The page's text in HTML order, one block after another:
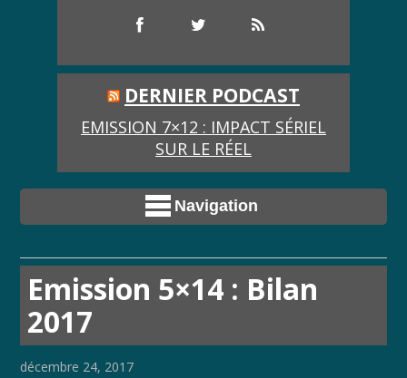
DERNIER PODCAST
EMISSION 7×12 : IMPACT SÉRIEL
SUR LE RÉEL
Navigation
Emission 5×14 : Bilan
2017
décembre 24, 2017